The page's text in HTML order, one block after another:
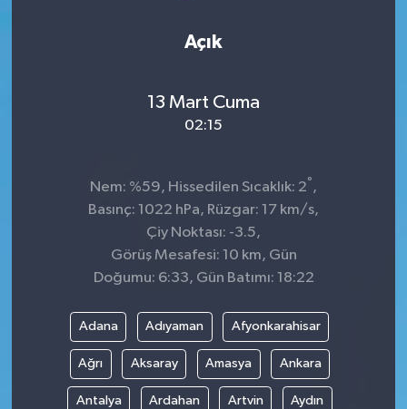
Açık
13 Mart Cuma
02:15
Nem: %59, Hissedilen Sıcaklık: 2° ,
Basınç: 1022 hPa, Rüzgar: 17 km/s,
Çiy Noktası: -3.5,
Görüş Mesafesi: 10 km, Gün
Doğumu: 6:33, Gün Batımı: 18:22
Adana Adıyaman Afyonkarahisar
Ağrı Aksaray Amasya Ankara
Antalya Ardahan Artvin Aydın
Sağlık
Son Dakika
Spor
Teknoloji